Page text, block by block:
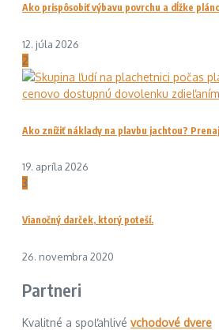
Ako prispôsobiť výbavu povrchu a dĺžke
12. júla 2026
2
Ako znížiť náklady na plavbu jachtou?
19. apríla 2026
3
Vianočný darček, ktorý poteší.
26. novembra 2020
Partneri
Kvalitné a spoľahlivé vchodové dvere